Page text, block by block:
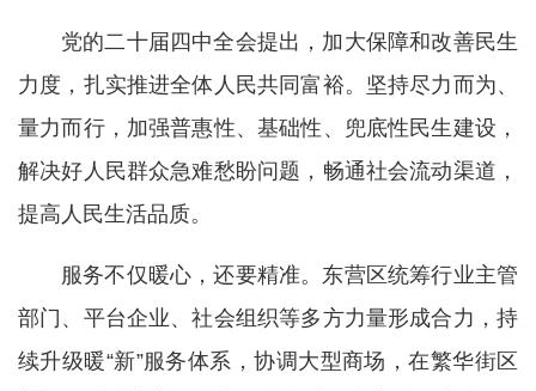
党的二十届四中全会提出，加大保障和改善民生
力度，扎实推进全体人民共同富裕。坚持尽力而为、
量力而行，加强普惠性、基础性、兜底性民生建设，
解决好人民群众急难愁盼问题，畅通社会流动渠道，
提高人民生活品质。
服务不仅暖心，还要精准。东营区统筹行业主管
部门、平台企业、社会组织等多方力量形成合力，持
续升级暖“新”服务体系，协调大型商场，在繁华街区